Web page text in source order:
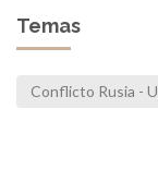
Temas
Conflicto Rusia -